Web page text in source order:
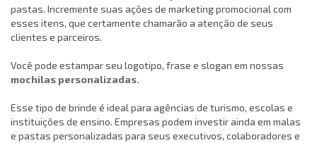
pastas. Incremente suas ações de marketing promocional com
esses itens, que certamente chamarão a atenção de seus
clientes e parceiros.
Você pode estampar seu logotipo, frase e slogan em nossas
mochilas personalizadas.
Esse tipo de brinde é ideal para agências de turismo, escolas e
instituições de ensino. Empresas podem investir ainda em malas
e pastas personalizadas para seus executivos, colaboradores e